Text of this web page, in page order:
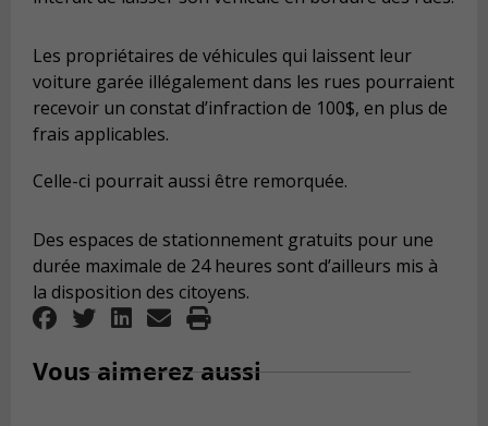
Les propriétaires de véhicules qui laissent leur
voiture garée illégalement dans les rues pourraient
recevoir un constat d’infraction de 100$, en plus de
frais applicables.
Celle-ci pourrait aussi être remorquée.
Des espaces de stationnement gratuits pour une
durée maximale de 24 heures sont d’ailleurs mis à
la disposition des citoyens.
Vous aimerez aussi